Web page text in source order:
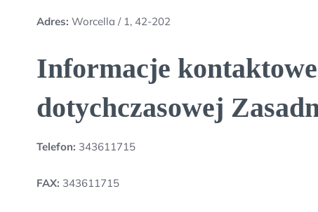
Adres: Worcella / 1, 42-202
Informacje
dotychczasowej
Telefon: 343611715
FAX: 343611715